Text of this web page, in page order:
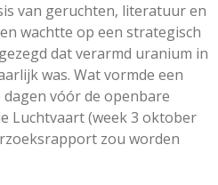
van geruchten, literatuur en
wachtte op een strategisch
dat verarmd uranium in
was. Wat vormde een
vóór de openbare
Luchtvaart (week 3 oktober
zou worden